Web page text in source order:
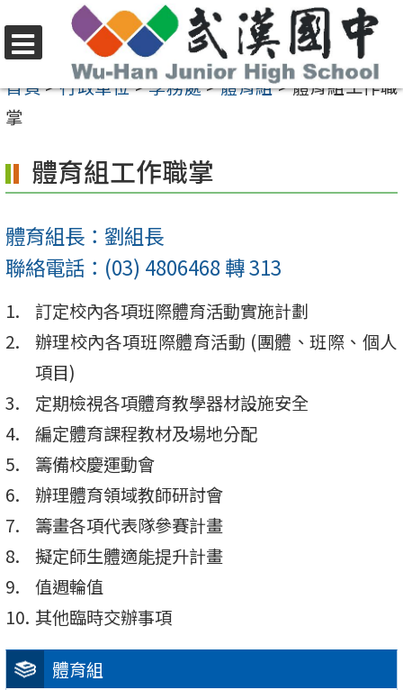
至
要
容
區
選
單
首頁>行政單位>學務處>體育組>體育組工作職
掌
體育組
體育組工作職掌
體育組長：劉組長
聯絡電話：(03) 4806468 轉 313
訂定校內各項班際體育活動實施計劃
辦理校內各項班際體育活動 (團體、班際、個人
項目)
定期檢視各項體育教學器材設施安全
編定體育課程教材及場地分配
籌備校慶運動會
辦理體育領域教師研討會
籌畫各項代表隊參賽計畫
擬定師生體適能提升計畫
值週輪值
其他臨時交辦事項